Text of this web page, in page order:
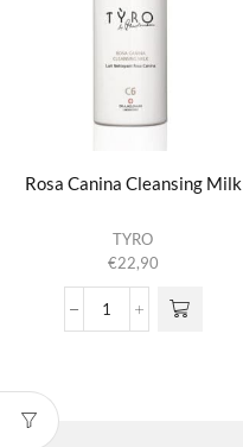
Rosa Canina Cleansing Milk
TYRO
€22,90
Rosa